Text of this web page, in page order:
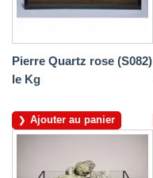
Pierre Quartz rose (S082)
le Kg
Ajouter au panier